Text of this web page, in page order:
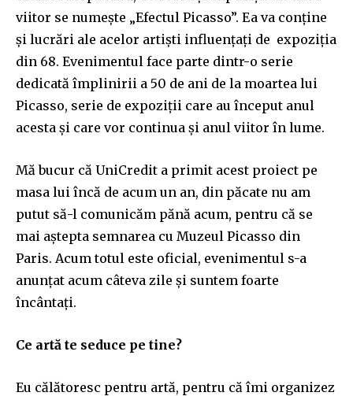
viitor se numește „Efectul Picasso”. Ea va conține
și lucrări ale acelor artiști influențați de expoziția
din 68. Evenimentul face parte dintr-o serie
dedicată împlinirii a 50 de ani de la moartea lui
Picasso, serie de expoziții care au început anul
acesta și care vor continua și anul viitor în lume.
Mă bucur că UniCredit a primit acest proiect pe
masa lui încă de acum un an, din păcate nu am
putut să-l comunicăm pănă acum, pentru că se
mai aștepta semnarea cu Muzeul Picasso din
Paris. Acum totul este oficial, evenimentul s-a
anunțat acum câteva zile și suntem foarte
încântați.
Ce artă te seduce pe tine?
Eu călătoresc pentru artă, pentru că îmi organizez